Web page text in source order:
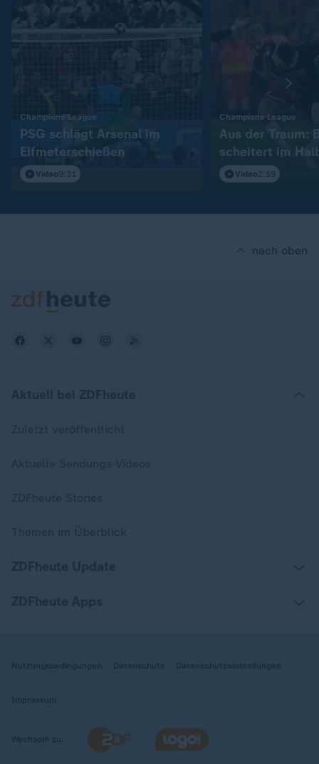
Champions League
PSG schlägt Arsenal im
Elfmeterschießen
Video9:31
Champions League
Aus der Traum:
scheitert im
Video2:59
nach oben
Nutzungsbedingungen Datenschutz Datenschutzeinstellungen
Impressum
Wechseln zu: